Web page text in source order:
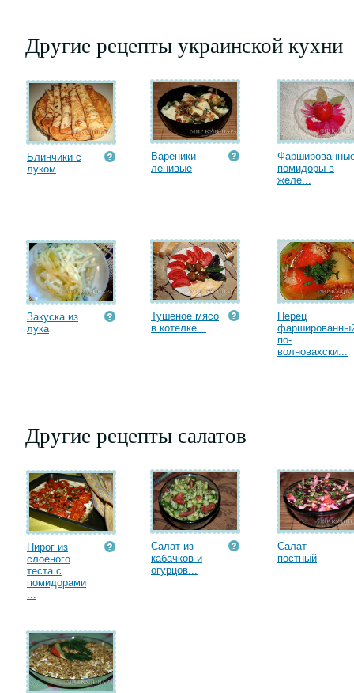
Другие рецепты украинской кухни
Блинчики с
луком
Вареники
ленивые
помидоры в
желе...
Закуска из
лука
Тушеное мясо
в котелке...
Перец
по-
волновахски...
Другие рецепты салатов
Пирог из
слоеного
теста с
помидорами
...
Салат из
кабачков и
огурцов...
Салат
постный